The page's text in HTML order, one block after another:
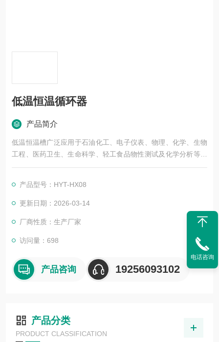
低温恒温循环器
产品简介
低温恒温槽广泛应用于石油化工、电子仪表、物理、化学、生物
工程、医药卫生、生命科学、轻工食品物性测试及化学分析等研
究部门、高等院校、企业质检及生产部门。低温恒温循环器
产品型号：HYT-HX08
更新日期：2026-03-14
厂商性质：生产厂家
访问量：698
产品咨询 19256093102
产品分类
PRODUCT CLASSIFICATION
电话咨询